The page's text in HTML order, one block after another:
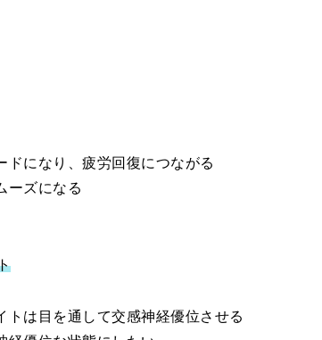
になり、疲労回復につながる
ーズになる
トは目を通して交感神経優位させる